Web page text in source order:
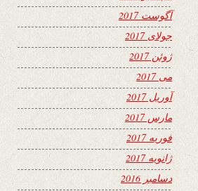
آگوست 2017
جولای 2017
ژوئن 2017
می 2017
آوریل 2017
مارس 2017
فوریه 2017
ژانویه 2017
دسامبر 2016